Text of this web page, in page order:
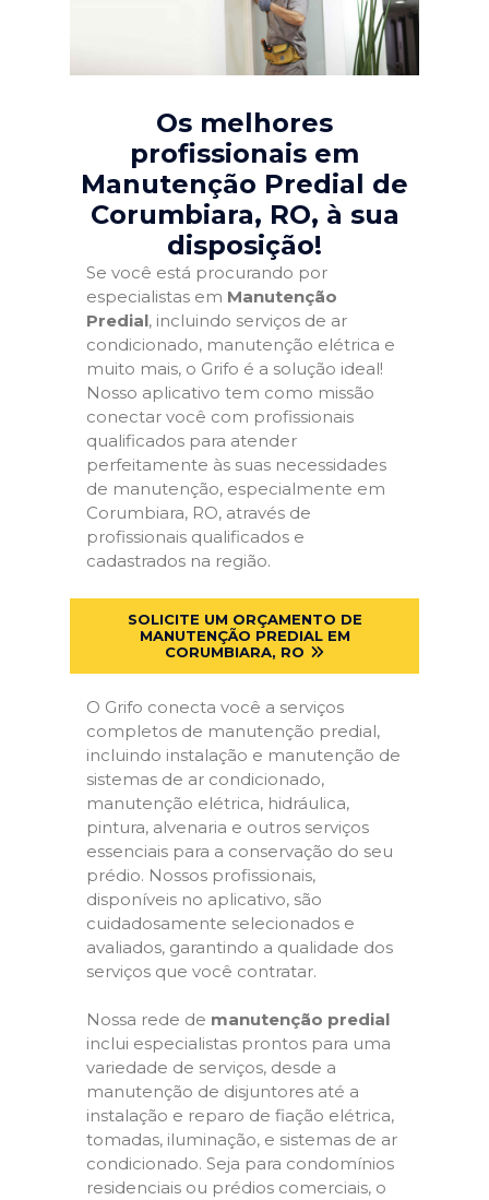
Os melhores
profissionais em
Manutenção Predial de
Corumbiara, RO, à sua
disposição!
Se você está procurando por
especialistas em Manutenção
Predial, incluindo serviços de ar
condicionado, manutenção elétrica e
muito mais, o Grifo é a solução ideal!
Nosso aplicativo tem como missão
conectar você com profissionais
qualificados para atender
perfeitamente às suas necessidades
de manutenção, especialmente em
Corumbiara, RO, através de
profissionais qualificados e
cadastrados na região.
SOLICITE UM ORÇAMENTO DE
MANUTENÇÃO PREDIAL EM
CORUMBIARA, RO
O Grifo conecta você a serviços
completos de manutenção predial,
incluindo instalação e manutenção de
sistemas de ar condicionado,
manutenção elétrica, hidráulica,
pintura, alvenaria e outros serviços
essenciais para a conservação do seu
prédio. Nossos profissionais,
disponíveis no aplicativo, são
cuidadosamente selecionados e
avaliados, garantindo a qualidade dos
serviços que você contratar.
Nossa rede de manutenção predial
inclui especialistas prontos para uma
variedade de serviços, desde a
manutenção de disjuntores até a
instalação e reparo de fiação elétrica,
tomadas, iluminação, e sistemas de ar
condicionado. Seja para condomínios
residenciais ou prédios comerciais, o